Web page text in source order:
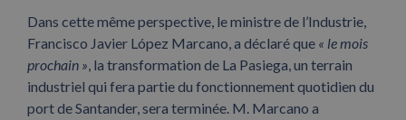
Dans cette même perspective, le ministre de l’Industrie,
Francisco Javier López Marcano, a déclaré que « le mois
prochain », la transformation de La Pasiega, un terrain
industriel qui fera partie du fonctionnement quotidien du
port de Santander, sera terminée. M. Marcano a